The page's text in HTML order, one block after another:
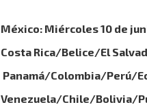
México: Miércoles 10 de
Costa Rica/Belice/El
Panamá/Colombia/Perú/
Venezuela/Chile/Bolivia/